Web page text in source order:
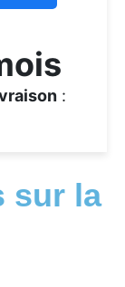
:
sur la